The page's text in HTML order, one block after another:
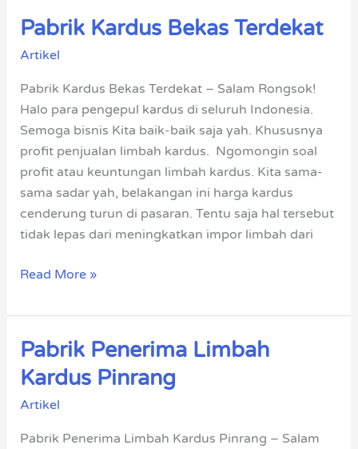
Pabrik Kardus Bekas Terdekat
Artikel
Pabrik Kardus Bekas Terdekat – Salam Rongsok!
Halo para pengepul kardus di seluruh Indonesia.
Semoga bisnis Kita baik-baik saja yah. Khususnya
profit penjualan limbah kardus. Ngomongin soal
profit atau keuntungan limbah kardus. Kita sama-
sama sadar yah, belakangan ini harga kardus
cenderung turun di pasaran. Tentu saja hal tersebut
tidak lepas dari meningkatkan impor limbah dari
Pabrik
Terdekat
Read More »
Pabrik Penerima Limbah
Kardus Pinrang
Artikel
Pabrik Penerima Limbah Kardus Pinrang – Salam
Pabrik
Penerima
Limbah
Kardus